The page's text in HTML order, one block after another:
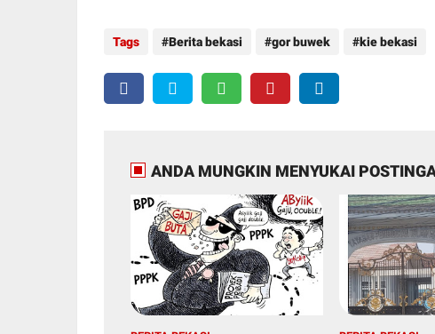
Tags Berita bekasi gor buwek kie bekasi
ANDA MUNGKIN MENYUKAI